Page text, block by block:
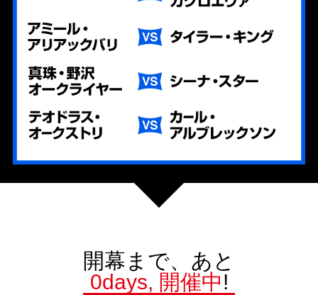
開幕まで、あと
0days, 開催中!